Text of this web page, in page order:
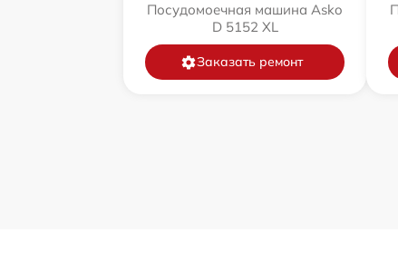
Посудомоечная машина Asko
D 5152 XL
Заказать ремонт